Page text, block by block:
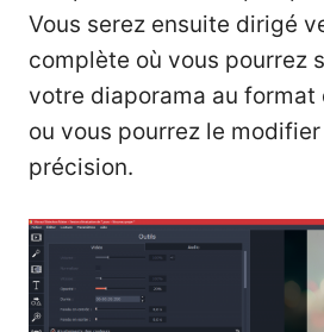
Vous serez ensuite dirigé
complète où vous pourrez
votre diaporama au format
ou vous pourrez le
précision.